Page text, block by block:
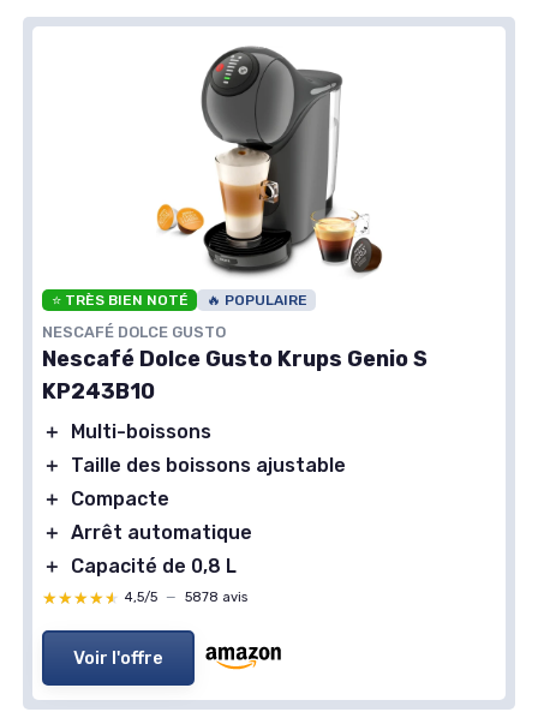
⭐ TRÈS BIEN NOTÉ 🔥 POPULAIRE
NESCAFÉ DOLCE GUSTO
Nescafé Dolce Gusto Krups Genio S
KP243B10
＋
Multi-boissons
＋
Taille des boissons ajustable
＋
Compacte
＋ Arrêt automatique
＋
Capacité de 0,8 L
★★★★★
★★★★★ 4,5/5 — 5878 avis
Voir l'offre